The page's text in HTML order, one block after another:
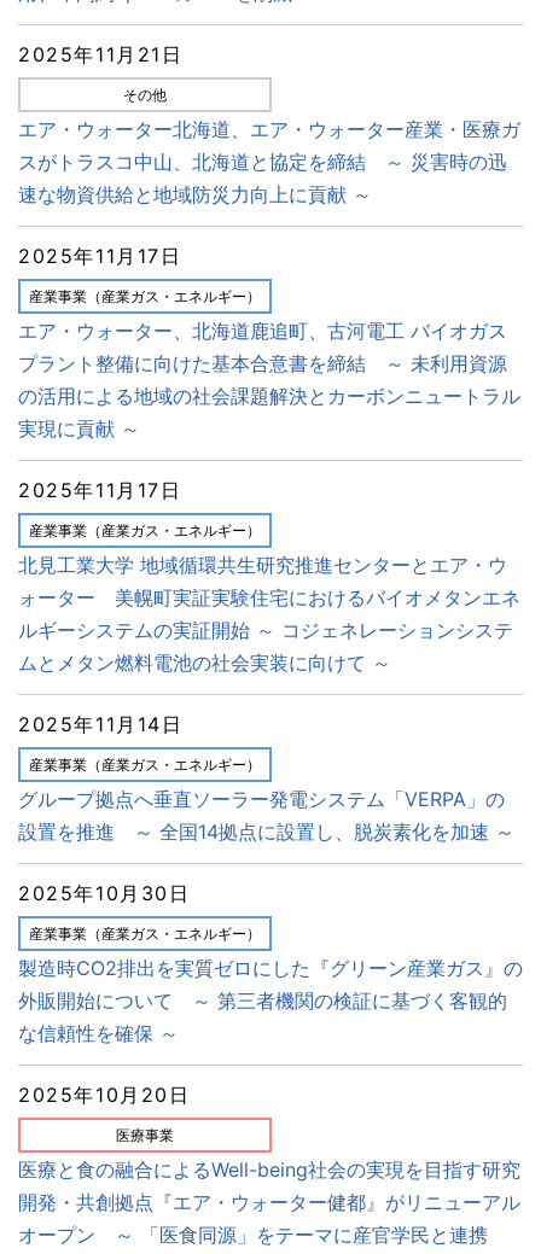
2025年11月21日
その他
エア・ウォーター北海道、エア・ウォーター産業・医療ガ
スがトラスコ中山、北海道と協定を締結 ～ 災害時の迅
速な物資供給と地域防災力向上に貢献 ～
2025年11月17日
産業事業（産業ガス・エネルギー）
エア・ウォーター、北海道鹿追町、古河電工 バイオガス
プラント整備に向けた基本合意書を締結 ～ 未利用資源
の活用による地域の社会課題解決とカーボンニュートラル
実現に貢献 ～
2025年11月17日
産業事業（産業ガス・エネルギー）
北見工業大学 地域循環共生研究推進センターとエア・ウ
ォーター 美幌町実証実験住宅におけるバイオメタンエネ
ルギーシステムの実証開始 ～ コジェネレーションシステ
ムとメタン燃料電池の社会実装に向けて ～
2025年11月14日
産業事業（産業ガス・エネルギー）
グループ拠点へ垂直ソーラー発電システム「VERPA」の
設置を推進 ～ 全国14拠点に設置し、脱炭素化を加速 ～
2025年10月30日
産業事業（産業ガス・エネルギー）
製造時CO2排出を実質ゼロにした『グリーン産業ガス』の
外販開始について ～ 第三者機関の検証に基づく客観的
な信頼性を確保 ～
2025年10月20日
医療事業
医療と食の融合によるWell-being社会の実現を目指す研究
開発・共創拠点『エア・ウォーター健都』がリニューアル
オープン ～ 「医食同源」をテーマに産官学民と連携